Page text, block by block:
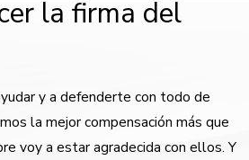
la firma del
y a defenderte con todo de
la mejor compensación más que
voy a estar agradecida con ellos. Y